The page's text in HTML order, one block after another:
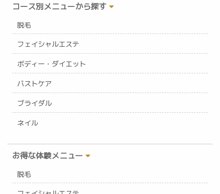
コース別メニューから探す
脱毛
フェイシャルエステ
ボディー・ダイエット
バストケア
ブライダル
ネイル
お得な体験メニュー
脱毛